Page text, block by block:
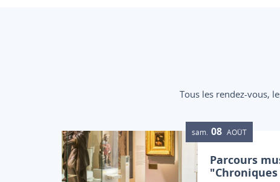
Tous les rendez-vous,
sam. 08 AOÛT
Parcours